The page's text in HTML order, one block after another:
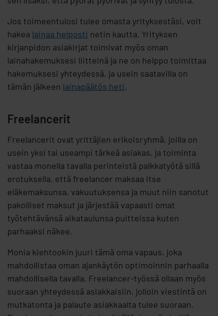
Jos toimeentulosi tulee omasta yrityksestäsi, voit
hakea lainaa helposti netin kautta. Yrityksen
kirjanpidon asiakirjat toimivat myös oman
lainahakemuksesi liitteinä ja ne on helppo toimittaa
hakemuksesi yhteydessä, ja usein saatavilla on
tämän jälkeen lainapäätös heti.
Freelancerit
Freelancerit ovat yrittäjien erikoisryhmä, joilla on
usein yksi tai useampi tärkeä asiakas, ja toiminta
vastaa monella tavalla perinteistä palkkatyötä sillä
erotuksella, että freelancer maksaa itse
eläkemaksunsa, vakuutuksensa ja muut niin sanotut
pakolliset maksut ja järjestää vapaasti omat
työtehtävänsä aikataulunsa puitteissa kuten
parhaaksi näkee.
Monia kiehtookin juuri tämä oma vapaus, joka
mahdollistaa oman ajankäytön optimoinnin parhaalla
mahdollisella tavalla. Freelancer-työssä ollaan myös
suoraan yhteydessä asiakkaisiin, jolloin viestintä on
mutkatonta ja palaute asiakkaalta tulee suoraan.